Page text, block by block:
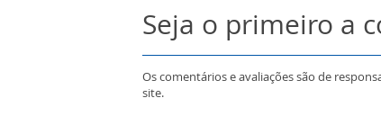
Seja o primeiro a
Os comentários e avaliações são de
site.